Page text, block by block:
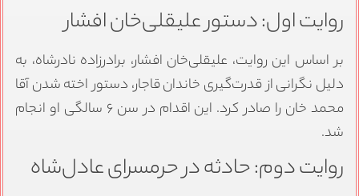
روایت اول: دستور علیقلی‌خان افشار
بر اساس این روایت، علیقلی‌خان افشار، برادرزاده نادرشاه، به
دلیل نگرانی از قدرت‌گیری خاندان قاجار، دستور اخته شدن آقا
محمد خان را صادر کرد. این اقدام در سن ۶ سالگی او انجام
شد.
روایت دوم: حادثه در حرمسرای عادل‌شاه